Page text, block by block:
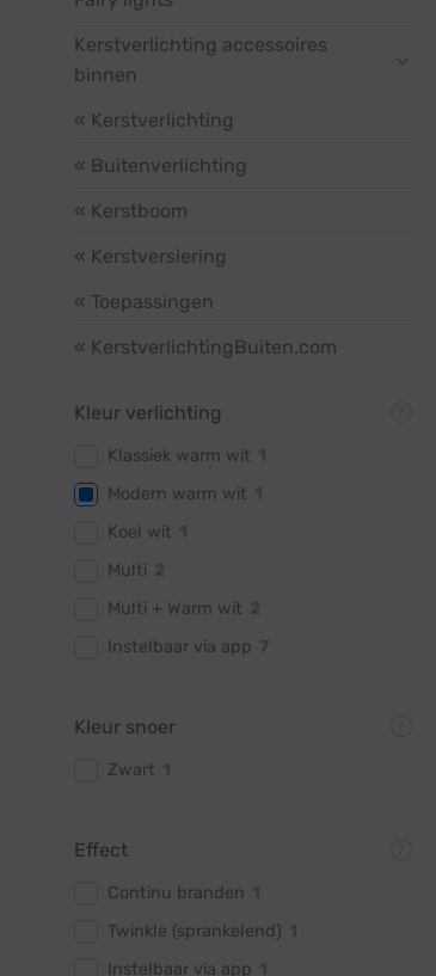
Kerstverlichting accessoires
binnen
« Kerstverlichting
« Buitenverlichting
« Kerstboom
« Kerstversiering
« Toepassingen
« KerstverlichtingBuiten.com
Kleur verlichting
Klassiek warm wit
Modern warm wit
Koel wit
Multi
Multi + Warm wit
Instelbaar via app
Kleur snoer
Zwart
Effect
Continu branden
Twinkle (sprankelend)
Instelbaar via app